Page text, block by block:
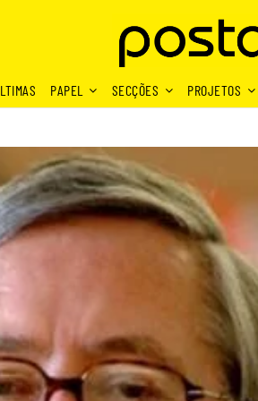
PAPEL SECÇÕES PROJETOS